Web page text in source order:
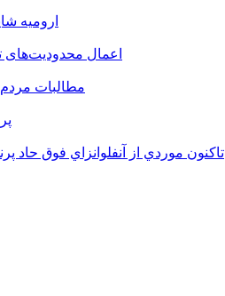
اروميه
اعمال محدودیت‌های
مطالبات مردم
تاکنون موردي از آنفلوانزاي فوق حاد